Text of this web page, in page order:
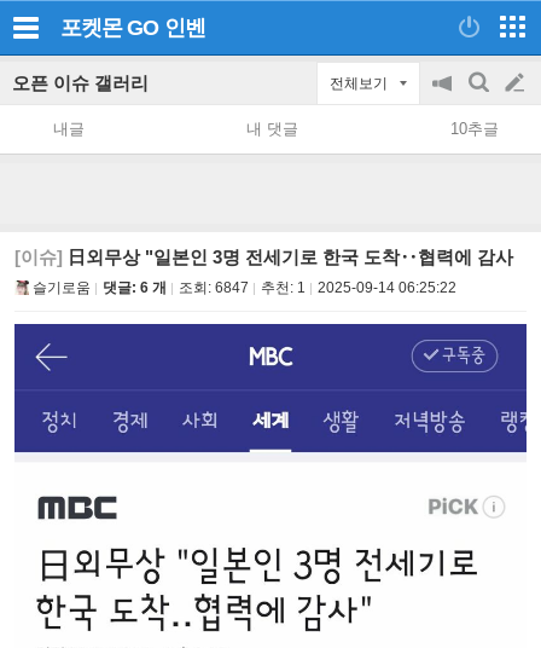
포켓몬 GO 인벤
오픈 이슈 갤러리 전체보기
공
지
on/off
검
색
글
쓰
내글 내 댓글 10추글
[이슈] 日외무상 "일본인 3명 전세기로 한국 도착‥협력에 감사
슬기로움 댓글: 6 개 조회: 6847 추천: 1 2025-09-14 06:25:22